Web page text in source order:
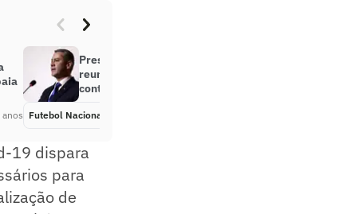
anos
Presidente da CBF sobe o tom em
reunião com clubes e defende
continuidade do futebol no país
Futebol Nacional
19 dispara
para
de